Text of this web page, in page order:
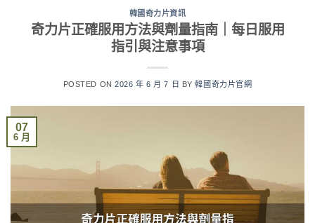
韓國奇力片資訊
奇力片正確服用方法與劑量指南｜每日服用
指引與注意事項
POSTED ON2026 年 6 月 7 日 BY韓國奇力片官網
07
6 月